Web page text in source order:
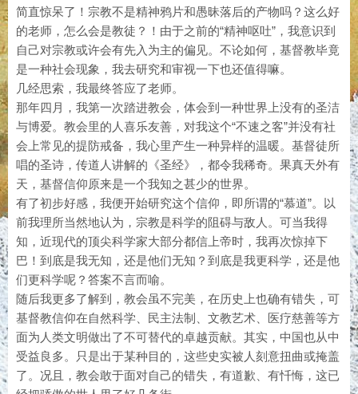
简直惊呆了！宗教不是精神鸦片和愚昧落后的产物吗？这么好
的老师，怎么会是教徒？！由于之前的“精神呕吐”，我意识到
自己对宗教或许会有先入为主的偏见。不论如何，基督教毕竟
是一种社会现象，我去研究和审视一下也还值得嘛。
几经思索，我最终答应了老师。
那年四月，我第一次踏进教会，体会到一种世界上没有的圣洁
与博爱。教会里的人喜乐友善，对我这个“不速之客”并没有社
会上常见的提防戒备，我心里产生一种异样的温暖。基督徒所
唱的圣诗，传道人讲解的《圣经》，都令我稀奇。果真天外有
天，基督信仰原来是一个我知之甚少的世界。
有了初步好感，我便开始研究这个信仰，即所谓的“慕道”。以
前我理所当然地认为，宗教是科学的阻碍与敌人。可当我得
知，近现代的顶尖科学家大部分都信上帝时，我再次惊掉下
巴！到底是我无知，还是他们无知？到底是我更科学，还是他
们更科学呢？答案不言而喻。
随后我更多了解到，教会虽不完美，在历史上也确有错失，可
基督教信仰在自然科学、民主法制、文教艺术、医疗慈善等方
面为人类文明做出了不可替代的卓越贡献。其实，中国也从中
受益良多。只是出于某种目的，这些史实被人刻意扭曲或掩盖
了。况且，教会敢于面对自己的错失，有道歉、有忏悔，这已